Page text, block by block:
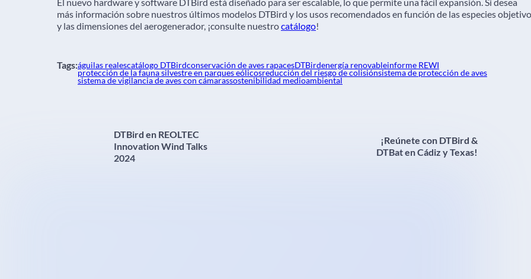
El nuevo hardware y software DTBird está diseñado para ser escalable, lo que permite una fácil expansión. Si desea
más información sobre nuestros últimos modelos DTBird y los usos recomendados en función de las especies objetivo
y las dimensiones del aerogenerador, ¡consulte nuestrocatálogo!
Tags:águilas realescatálogo DTBirdconservación de aves rapacesDTBirdenergía renovableinforme REWI
protección de la fauna silvestre en parques eólicosreducción del riesgo de colisiónsistema de protección de aves
sistema de vigilancia de aves con cámarassostenibilidad medioambiental
DTBird en REOLTEC
Innovation Wind Talks
2024
¡Reúnete con DTBird &
DTBat en Cádiz y Texas!